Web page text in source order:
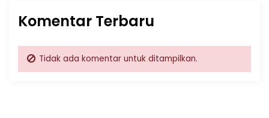
Komentar Terbaru
Tidak ada komentar untuk ditampilkan.